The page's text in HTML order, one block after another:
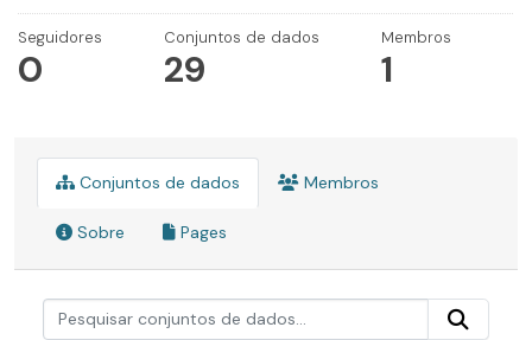
Seguidores
0
Conjuntos de dados
29
Membros
1
Conjuntos de dados Membros
Sobre Pages